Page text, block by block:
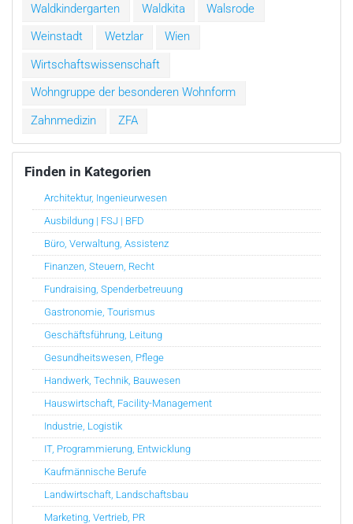
Waldkindergarten Waldkita
Walsrode
Weinstadt
Wetzlar
Wien
Wirtschaftswissenschaft
Wohngruppe der besonderen Wohnform
Zahnmedizin
ZFA
Finden in Kategorien
Architektur, Ingenieurwesen
Ausbildung | FSJ | BFD
Büro, Verwaltung, Assistenz
Finanzen, Steuern, Recht
Fundraising, Spenderbetreuung
Gastronomie, Tourismus
Geschäftsführung, Leitung
Gesundheitswesen, Pflege
Handwerk, Technik, Bauwesen
Hauswirtschaft, Facility-Management
Industrie, Logistik
IT, Programmierung, Entwicklung
Kaufmännische Berufe
Landwirtschaft, Landschaftsbau
Marketing, Vertrieb, PR